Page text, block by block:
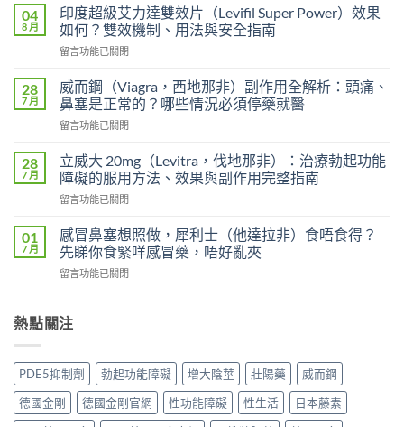
期
服
用
雙
犀
利
士
會
癮
嗎？
效
利
士
副
大
嗎？
賴
性、
停
藥
反
04
8 月
印度超級艾力達雙效片（Levifil Super Power）效果
如何？雙效機制、用法與安全指南
在
度
超
級
艾
達
雙
效
片
Super
Power）
果
雙
制、
用
法
與
留言功能已關閉
28
7 月
威而鋼（Viagra，西地那非）副作用全解析：頭痛、
鼻塞是正常的？哪些情況必須停藥就醫
在
而
鋼
（Viagra，
西
那
非）
副
作
解
痛、
鼻
塞
是
留言功能已關閉
28
7 月
立威大 20mg（Levitra，伐地那非）：治療勃起功能
障礙的服用方法、效果與副作用完整指南
在
威
大
20mg（Levitra，
伐
非）：
勃
起
功
能
留言功能已關閉
01
7 月
感冒鼻塞想照做，犀利士（他達拉非）食唔食得？
先睇你食緊咩感冒藥，唔好亂夾
在
鼻
塞
照
做，
犀
利
留言功能已關閉
熱點關注
PDE5抑制劑 勃起功能障礙 增大陰莖 壯陽藥
威而鋼
德國金剛
德國金剛官網 性功能障礙 性生活
日本藤素